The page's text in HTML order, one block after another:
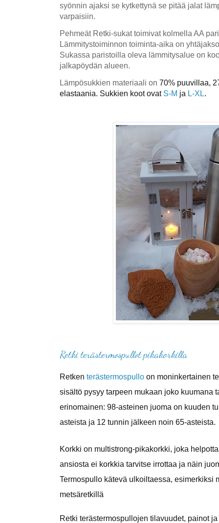
syönnin ajaksi se kytkettynä se pitää jalat
varpaisiin.
Pehmeät Retki-sukat toimivat kolmella AA
Lämmitystoiminnon toiminta-aika on
Sukassa paristoilla oleva lämmitysalue on
jalkapöydän alueen.
Lämpösukkien materiaali on 70% puuvillaa,
elastaania. Sukkien koot ovat S-M ja L-XL.
Retki terästermospullot pikakorkilla
Retken terästermospullo on moninkertainen
sisältö pysyy tarpeen mukaan joko kuumana
erinomainen: 98-asteinen juoma on kuuden
asteista ja 12 tunnin jälkeen noin 65-asteista.
Korkki on multistrong-pikakorkki, joka
ansiosta ei korkkia tarvitse irrottaa ja näin
Termospullo kätevä ulkoiltaessa, esimerkiksi
metsäretkillä
Retki terästermospullojen tilavuudet, painot ja